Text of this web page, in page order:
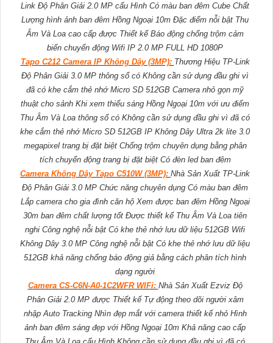
Link Độ Phân Giải 2.0 MP cấu Hình Có màu ban đêm Cube Chất
Lượng hình ảnh ban đêm Hồng Ngoại 10m Đặc điểm nỗi bật Thu
Âm Và Loa cao cấp được Thiết kế Báo động chống trộm cảm
biến chuyển động Wifi IP 2.0 MP FULL HD 1080P
Tapo C212 Camera IP Không Dây (3MP): Thương Hiệu TP-Link
Độ Phân Giải 3.0 MP thông số có Không cần sử dụng đầu ghi vì
đã có khe cắm thẻ nhớ Micro SD 512GB Camera nhỏ gọn mỹ
thuật cho sảnh Khi xem thiếu sáng Hồng Ngoại 10m với ưu điểm
Thu Âm Và Loa thông số có Không cần sử dụng đầu ghi vì đã có
khe cắm thẻ nhớ Micro SD 512GB IP Không Dây Ultra 2k lite 3.0
megapixel trang bị đặt biệt Chống trộm chuyên dụng bằng phân
tích chuyển động trang bị đặt biệt Có đèn led ban đêm
Camera Không Dây Tapo C510W (3MP): Nhà Sản Xuất TP-Link
Độ Phân Giải 3.0 MP Chức năng chuyên dụng Có màu ban đêm
Lắp camera cho gia đình căn hộ Xem được ban đêm Hồng Ngoại
30m ban đêm chất lượng tốt Được thiết kế Thu Âm Và Loa tiên
nghi Công nghệ nỗi bật Có khe thẻ nhớ lưu dữ liệu 512GB Wifi
Không Dây 3.0 MP Công nghệ nỗi bật Có khe thẻ nhớ lưu dữ liệu
512GB khả năng chống báo động giả bằng cách phân tích hình
dạng người
Camera CS-C6N-A0-1C2WFR WIFi: Nhà Sản Xuất Ezviz Độ
Phân Giải 2.0 MP được Thiết kế Tự động theo dõi người xâm
nhập Auto Tracking Nhìn đẹp mắt với camera thiết kế nhỏ Hình
ảnh ban đêm sáng đẹp với Hồng Ngoại 10m Khả năng cao cấp